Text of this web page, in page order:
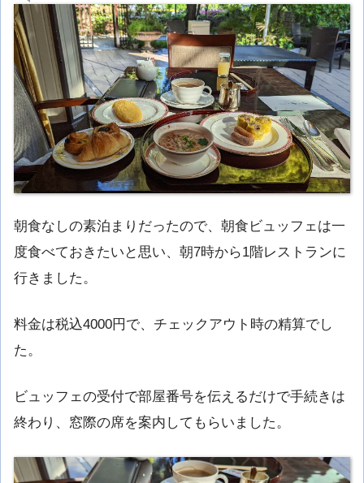
朝食なしの素泊まりだったので、朝食ビュッフェは一
度食べておきたいと思い、朝7時から1階レストランに
行きました。
料金は税込4000円で、チェックアウト時の精算でし
た。
ビュッフェの受付で部屋番号を伝えるだけで手続きは
終わり、窓際の席を案内してもらいました。